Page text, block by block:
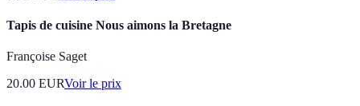
Tapis de cuisine Nous aimons la Bretagne
Françoise Saget
20.00 EURVoir le prix